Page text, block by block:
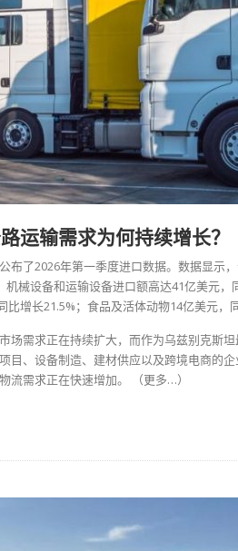
运输需求为何持续增长？
布了2026年第一季度进口数据。数据显示
械设备和运输设备进口额高达41亿美元
增长21.5%；食品及活体动物14亿美元，
场需求正在持续扩大，而作为乌兹别克斯
目、设备制造、建材供应以及跨境电商的
流需求正在快速增加。
（更多…）